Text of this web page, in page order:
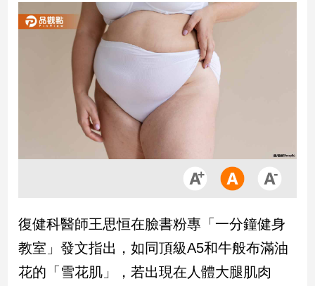
產
經/
品
政
治
政
治
復健科醫師王思恒在臉書粉專「一分鐘健身
教室」發文指出，如同頂級A5和牛般布滿油
花的「雪花肌」，若出現在人體大腿肌肉